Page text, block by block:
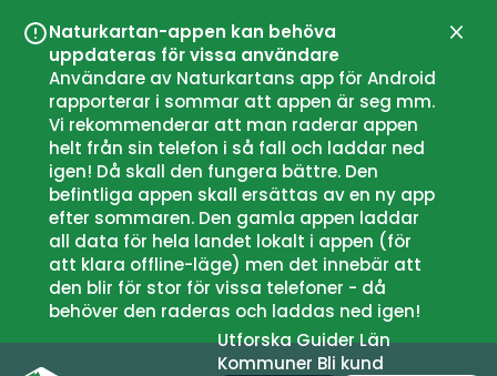
Naturkartan-appen kan behöva
uppdateras för vissa användare
Användare av Naturkartans app för Android
rapporterar i sommar att appen är seg mm.
Vi rekommenderar att man raderar appen
helt från sin telefon i så fall och laddar ned
igen! Då skall den fungera bättre. Den
befintliga appen skall ersättas av en ny app
efter sommaren. Den gamla appen laddar
all data för hela landet lokalt i appen (för
att klara offline-läge) men det innebär att
den blir för stor för vissa telefoner - då
behöver den raderas och laddas ned igen!
UtforskaGuiderLän
Kommuner Bli kund